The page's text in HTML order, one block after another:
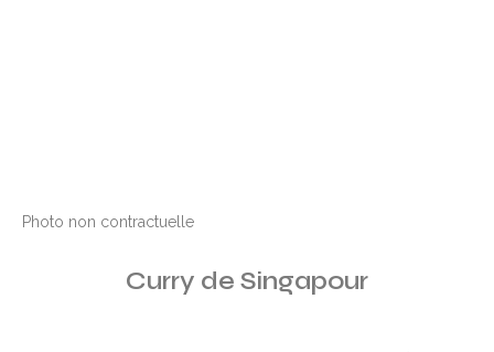
Photo non contractuelle
Curry de Singapour